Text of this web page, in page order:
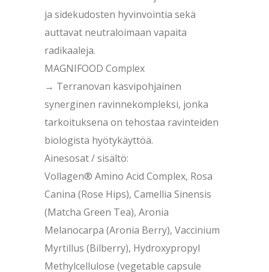
ja sidekudosten hyvinvointia sekä
auttavat neutraloimaan vapaita
radikaaleja.
MAGNIFOOD Complex
→ Terranovan kasvipohjainen
synerginen ravinnekompleksi, jonka
tarkoituksena on tehostaa ravinteiden
biologista hyötykäyttöä.
Ainesosat / sisältö:
Vollagen® Amino Acid Complex, Rosa
Canina (Rose Hips), Camellia Sinensis
(Matcha Green Tea), Aronia
Melanocarpa (Aronia Berry), Vaccinium
Myrtillus (Bilberry), Hydroxypropyl
Methylcellulose (vegetable capsule